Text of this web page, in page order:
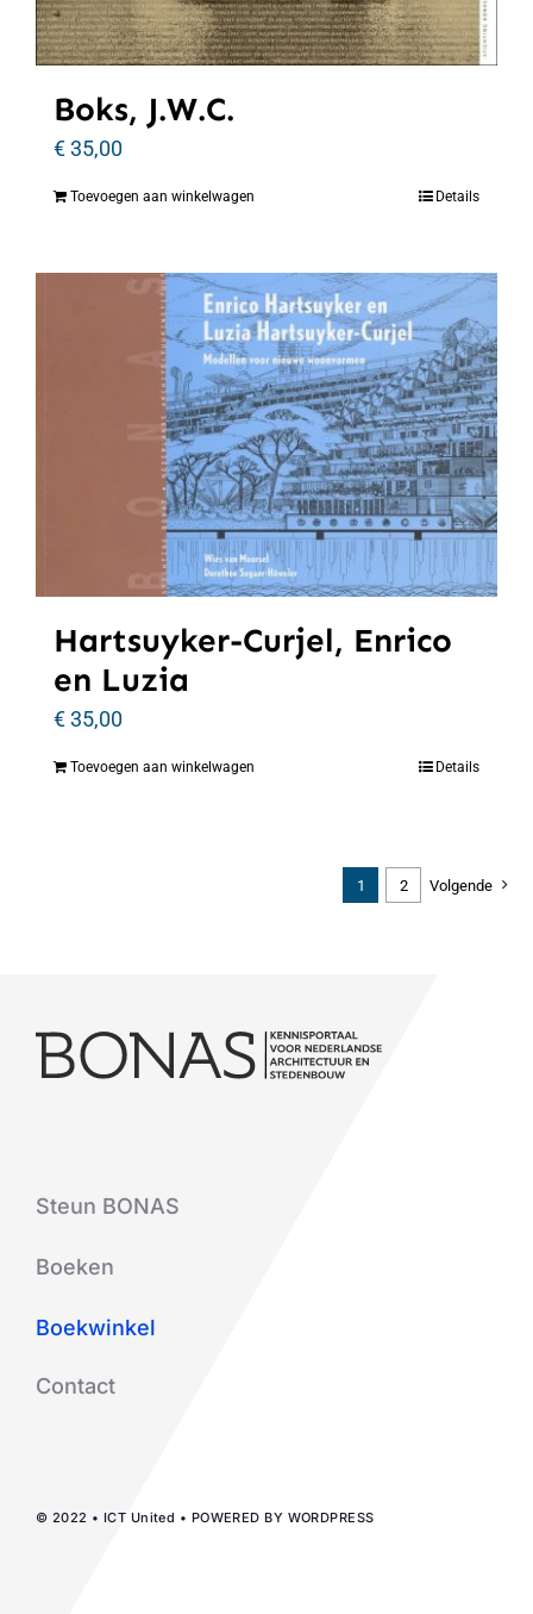
Boks, J.W.C.
€35,00
Toevoegen aan winkelwagen Details
Hartsuyker-Curjel, Enrico
en Luzia
€35,00
Toevoegen aan winkelwagen Details
1 2 Volgende
Steun BONAS
Boeken
Boekwinkel
Contact
© 2022 • ICT United • POWERED BY WORDPRESS